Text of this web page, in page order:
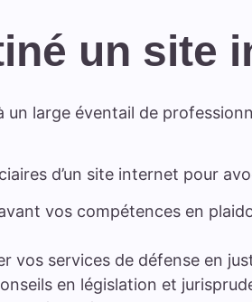
un site
large éventail de
d’un site internet pour
vos compétences en
vos services de défense en
en législation et